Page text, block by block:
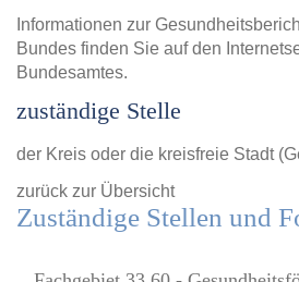
Informationen zur
Bundes finden Sie auf den
Bundesamtes.
zuständige Stelle
der Kreis oder die kreisfreie Stadt
zurück zur Übersicht
Zuständige Stellen und